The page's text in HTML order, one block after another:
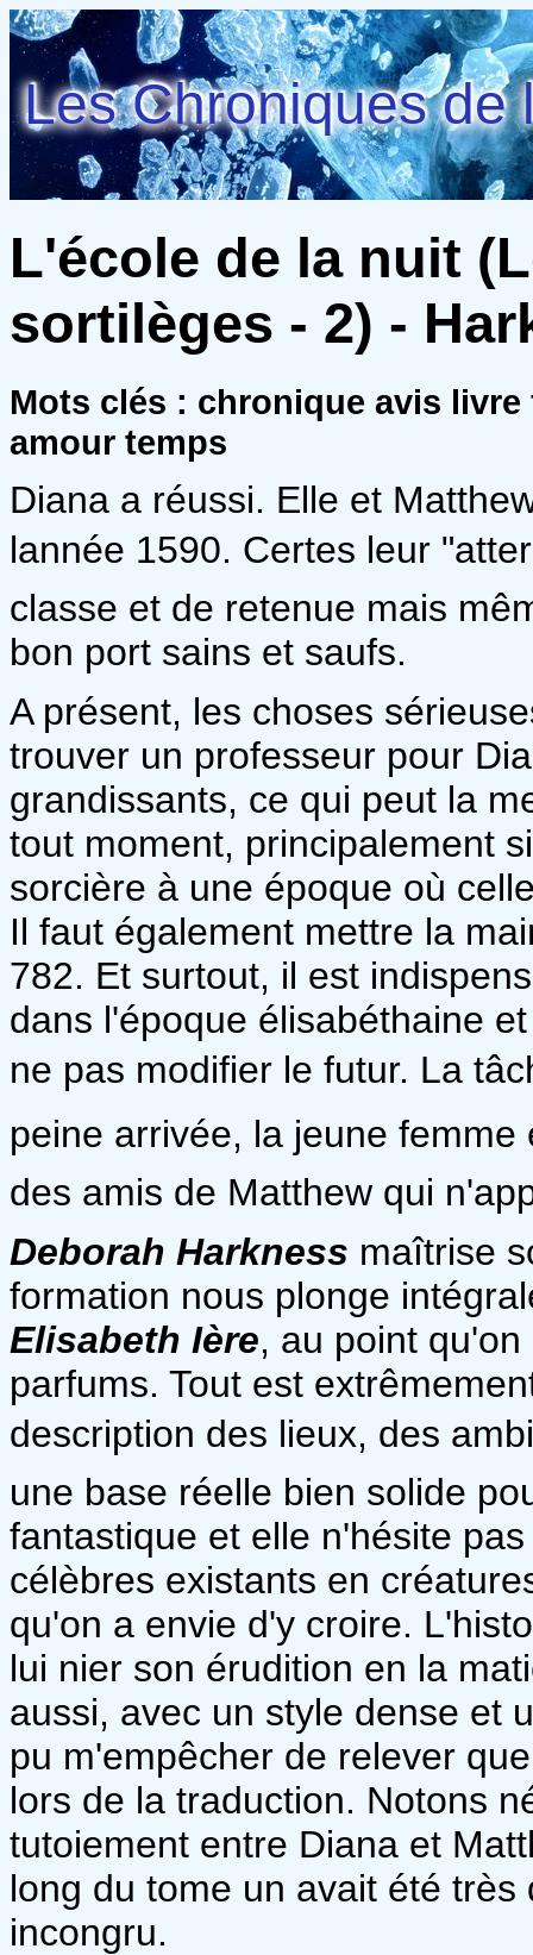
Les Chroniques de
L'école de la nuit
sortilèges - 2) -
Mots clés : chronique avis
amour temps
Diana a réussi. Elle et
lannée 1590. Certes leur
classe et de retenue mais
bon port sains et saufs.
A présent, les choses
trouver un professeur pour
grandissants, ce qui peut la
tout moment, principalement
sorcière à une époque où
Il faut également mettre la
782. Et surtout, il est
dans l'époque élisabéthaine
ne pas modifier le futur. La
peine arrivée, la jeune femme
des amis de Matthew qui
Deborah Harkness maîtrise
formation nous plonge
Elisabeth Ière, au point
parfums. Tout est
description des lieux, des
une base réelle bien solide
fantastique et elle n'hésite
célèbres existants en
qu'on a envie d'y croire.
lui nier son érudition en la
aussi, avec un style dense et
pu m'empêcher de relever
lors de la traduction. Notons
tutoiement entre Diana et
long du tome un avait été
incongru.